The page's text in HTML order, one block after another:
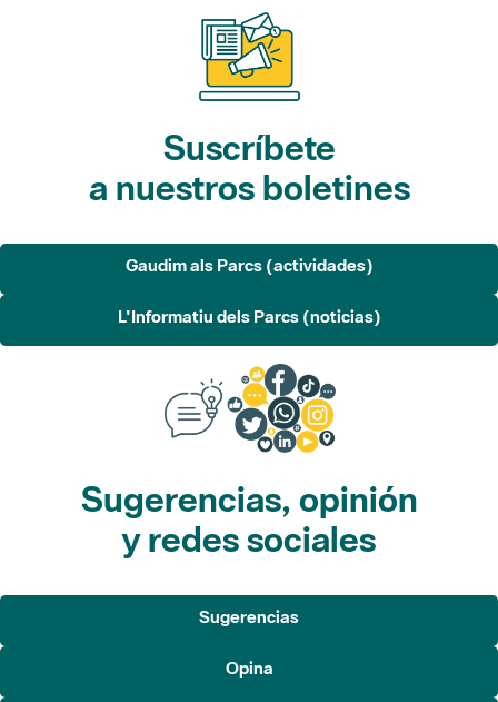
Suscríbete
a nuestros boletines
Gaudim als Parcs (actividades)
L'Informatiu dels Parcs (noticias)
Sugerencias, opinión
y redes sociales
Sugerencias
Opina